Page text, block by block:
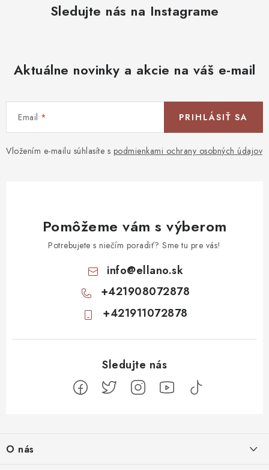
Sledujte nás na Instagrame
Aktuálne novinky a akcie na váš e-mail
Email
Vložením e-mailu súhlasíte s podmienkami ochrany osobných údajov
PRIHLÁSIŤ SA
Pomôžeme vám s výberom
Potrebujete s niečím poradiť? Sme tu pre vás!
info@ellano.sk
+421908072878
+421911072878
pO nás